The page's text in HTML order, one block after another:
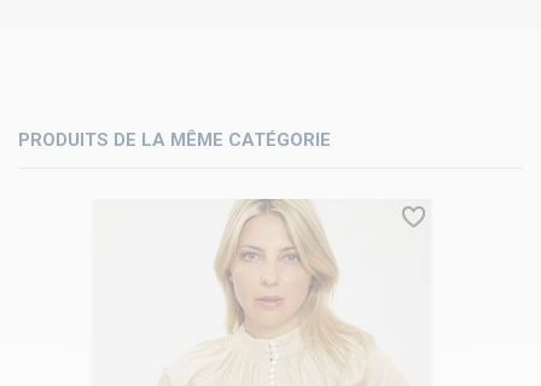
PRODUITS DE LA MÊME CATÉGORIE